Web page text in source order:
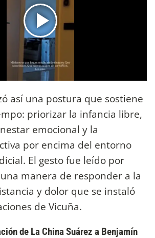
así una postura que sostiene
priorizar la infancia libre,
emocional y la
por encima del entorno
El gesto fue leído por
manera de responder a la
y dolor que se instaló
de Vicuña.
de La China Suárez a Benjamín